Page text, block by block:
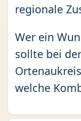
regionale
Wer ein
sollte bei
welche